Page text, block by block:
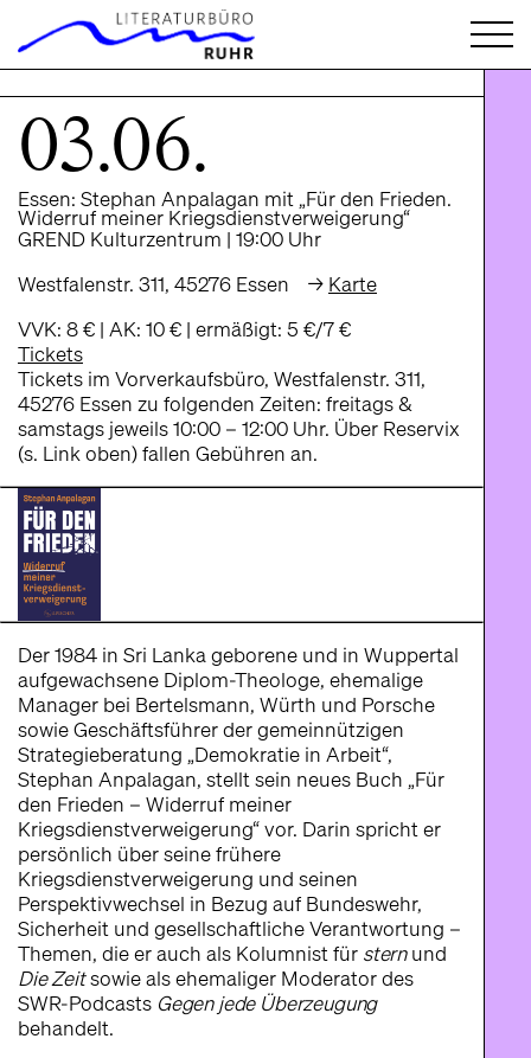
03.06.
Essen: Stephan Anpalagan mit „Für den Frieden.
Widerruf meiner Kriegsdienstverweigerung“
GREND Kulturzentrum | 19:00 Uhr
Westfalenstr. 311, 45276 Essen → Karte
VVK: 8 € | AK: 10 € | ermäßigt: 5 €/7 €
Tickets
Tickets im Vorverkaufsbüro, Westfalenstr. 311,
45276 Essen zu folgenden Zeiten: freitags &
samstags jeweils 10:00 – 12:00 Uhr. Über Reservix
(s. Link oben) fallen Gebühren an.
Der 1984 in Sri Lanka geborene und in Wuppertal
aufgewachsene Diplom-Theologe, ehemalige
Manager bei Bertelsmann, Würth und Porsche
sowie Geschäftsführer der gemeinnützigen
Strategieberatung „Demokratie in Arbeit“,
Stephan Anpalagan, stellt sein neues Buch „Für
den Frieden – Widerruf meiner
Kriegsdienstverweigerung“ vor. Darin spricht er
persönlich über seine frühere
Kriegsdienstverweigerung und seinen
Perspektivwechsel in Bezug auf Bundeswehr,
Sicherheit und gesellschaftliche Verantwortung –
Themen, die er auch als Kolumnist für sternund
Die Zeitsowie als ehemaliger Moderator des
SWR-Podcasts Gegen jede Überzeugung
behandelt.